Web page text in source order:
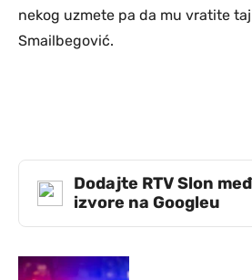
nekog uzmete pa da mu vratite taj
Smailbegović.
Dodajte RTV Slon
izvore na Googleu